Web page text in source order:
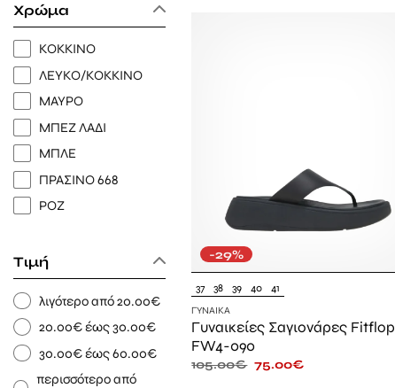
40
41
Χρώμα
ΚΟΚΚΙΝΟ
ΛΕΥΚΟ/ΚΟΚΚΙΝΟ
ΜΑΥΡΟ
ΜΠΕΖ ΛΑΔΙ
ΜΠΛΕ
ΠΡΑΣΙΝΟ 668
ΡΟΖ
Τιμή
λιγότερο από 20.00€
20.00€ έως 30.00€
30.00€ έως 60.00€
περισσότερο από
-29%
37 38 39 40 41
ΓΥΝΑΊΚΑ
Γυναικείες Σαγιονάρες Fitflop
FW4-090
105.00€ 75.00€